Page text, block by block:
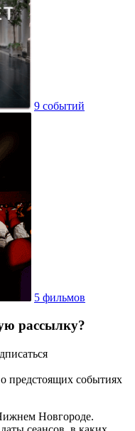
9 событий
5 фильмов
рассылку?
предстоящих событиях
Новгороде.